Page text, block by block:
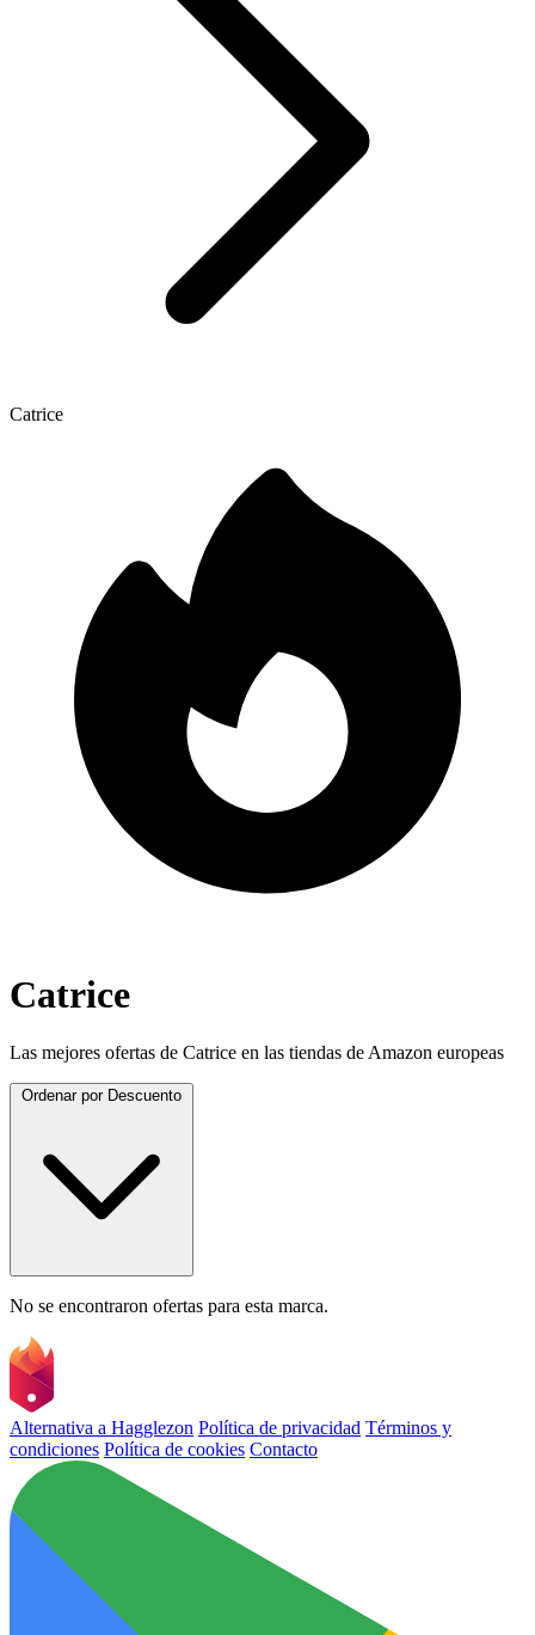
Catrice
Catrice
Las mejores ofertas de Catrice en las tiendas de Amazon europeas
Ordenar por Descuento
No se encontraron ofertas para esta marca.
Alternativa a Hagglezon Política de privacidad Términos y
condiciones Política de cookies Contacto